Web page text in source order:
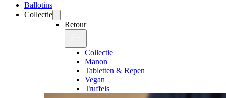
Ballotins
Collectie
Retour
Collectie
Manon
Tabletten & Repen
Vegan
Truffels